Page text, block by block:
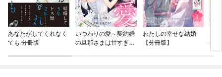
あなたがしてくれなく
ても 分冊版
いつわりの愛～契約婚
の旦那さまは甘すぎる
わたしの幸せな結婚
【分冊版】
公
っ